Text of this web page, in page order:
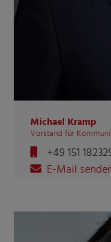
Michael Kramp
Vorstand für
+49 151
E-Mail